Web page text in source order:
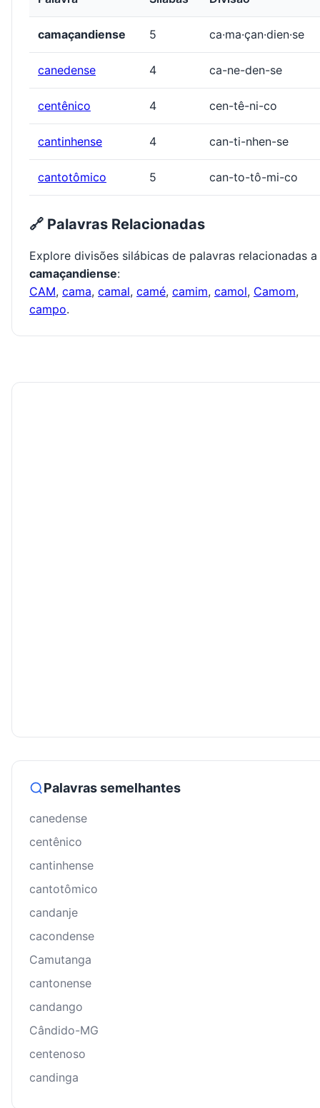
camaçandiense 5 ca·ma·çan·dien·se
canedense 4 ca-ne-den-se
centênico 4 cen-tê-ni-co
cantinhense 4 can-ti-nhen-se
cantotômico 5 can-to-tô-mi-co
🔗 Palavras Relacionadas
Explore divisões silábicas de palavras relacionadas a
camaçandiense:
CAM, cama, camal, camé, camim, camol, Camom,
campo.
Palavras semelhantes
canedense
centênico
cantinhense
cantotômico
candanje
cacondense
Camutanga
cantonense
candango
Cândido-MG
centenoso
candinga